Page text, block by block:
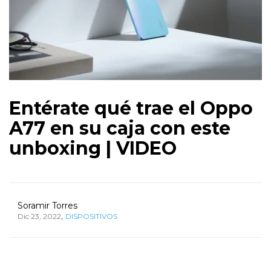
Entérate qué trae el Oppo
A77 en su caja con este
unboxing | VIDEO
Soramir Torres
Dic 23, 2022, DISPOSITIVOS